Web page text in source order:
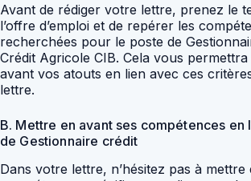
Avant de rédiger votre lettre, prenez le
l’offre d’emploi et de repérer les
recherchées pour le poste de
Crédit Agricole CIB. Cela vous
avant vos atouts en lien avec ces
lettre.
B. Mettre en avant ses compétences en
de Gestionnaire crédit
Dans votre lettre, n’hésitez pas à mettre